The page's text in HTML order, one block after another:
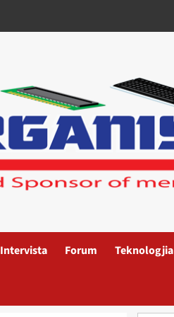
Intervista Forum Teknologjia